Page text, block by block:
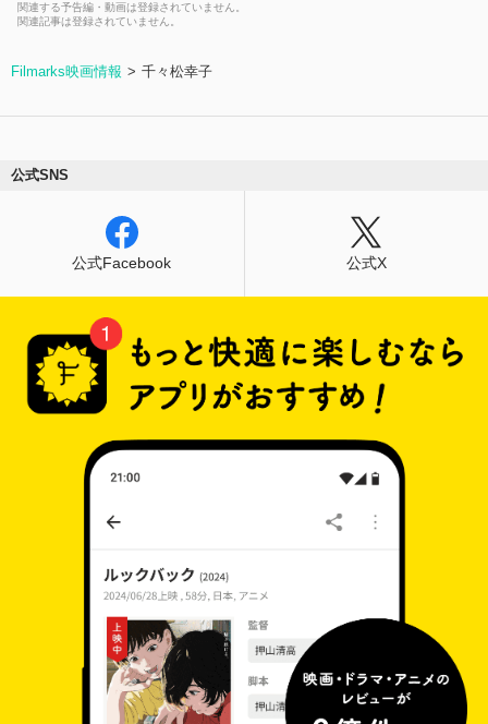
関連する予告編・動画は登録されていません。
関連記事は登録されていません。
Filmarks映画情報 千々松幸子
公式SNS
公式Facebook 公式X